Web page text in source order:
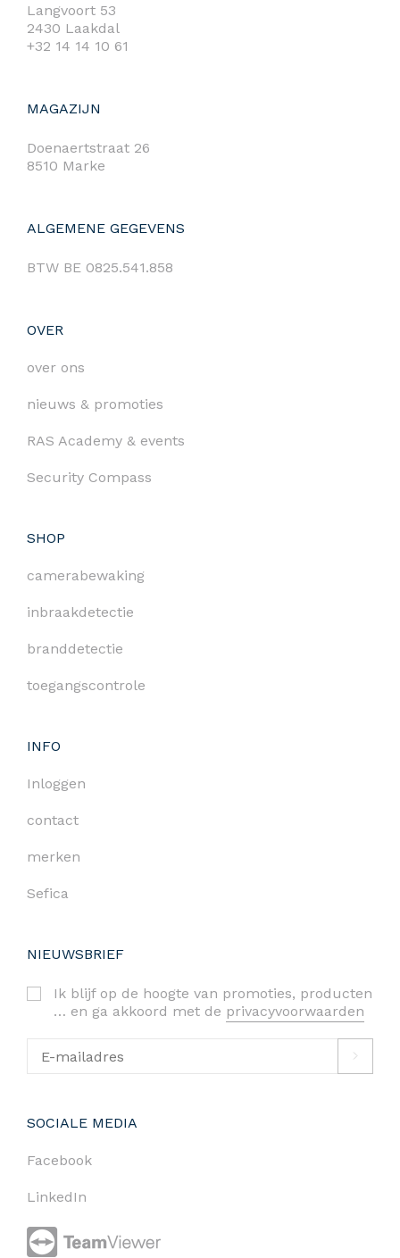
Langvoort 53
2430 Laakdal
+32 14 14 10 61
MAGAZIJN
Doenaertstraat 26
8510 Marke
ALGEMENE GEGEVENS
BTW BE 0825.541.858
OVER
over ons
nieuws & promoties
RAS Academy & events
Security Compass
SHOP
camerabewaking
inbraakdetectie
branddetectie
toegangscontrole
INFO
Inloggen
contact
merken
Sefica
NIEUWSBRIEF
Ik blijf op de hoogte van promoties, producten
… en ga akkoord met de privacyvoorwaarden
SOCIALE MEDIA
Facebook
LinkedIn